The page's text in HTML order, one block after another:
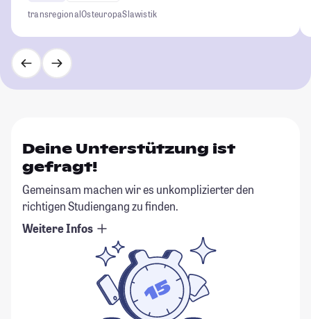
transregionalOsteuropaSlawistik
Deine Unterstützung ist
gefragt!
Gemeinsam machen wir es unkomplizierter den
richtigen Studiengang zu finden.
Weitere Infos